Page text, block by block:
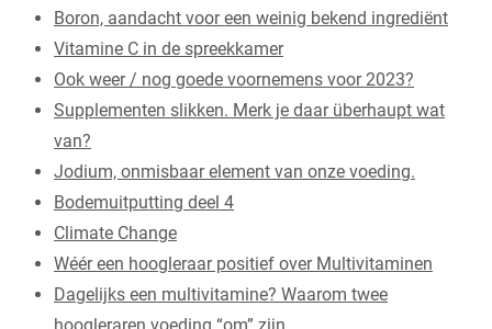
Boron, aandacht voor een weinig bekend ingrediënt
Vitamine C in de spreekkamer
Ook weer / nog goede voornemens voor 2023?
Supplementen slikken. Merk je daar überhaupt wat
van?
Jodium, onmisbaar element van onze voeding.
Bodemuitputting deel 4
Climate Change
Wéér een hoogleraar positief over Multivitaminen
Dagelijks een multivitamine? Waarom twee